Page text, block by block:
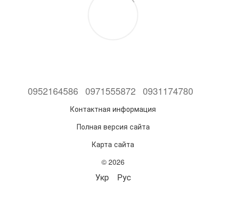
0952164586 0971555872 0931174780
Контактная информация
Полная версия сайта
Карта сайта
© 2026
Укр Рус